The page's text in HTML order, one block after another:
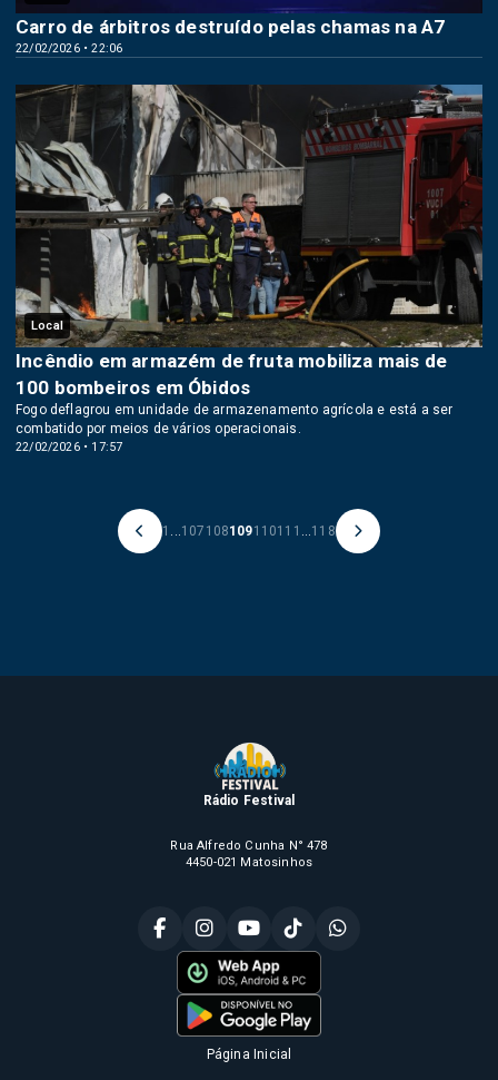
22/02/2026 • 22:06
Carro de árbitros destruído pelas chamas na A7
Local
22/02/2026 • 17:57
Incêndio em armazém de fruta mobiliza mais de
100 bombeiros em Óbidos
Fogo deflagrou em unidade de armazenamento agrícola e está a ser
combatido por meios de vários operacionais.
1 107 108109110111 118
Rádio Festival
Rua Alfredo Cunha N° 478
4450-021 Matosinhos
Página Inicial